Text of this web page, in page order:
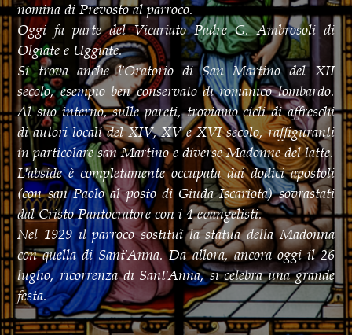
nomina di Prevosto al parroco.
Oggi fa parte del Vicariato Padre G. Ambrosoli di
Olgiate e Uggiate.
Si trova anche l′Oratorio di San Martino del XII
secolo, esempio ben conservato di romanico lombardo.
Al suo interno, sulle pareti, troviamo cicli di affreschi
di autori locali del XIV, XV e XVI secolo, raffiguranti
in particolare san Martino e diverse Madonne del latte.
L′abside è completamente occupata dai dodici apostoli
(con san Paolo al posto di Giuda Iscariota) sovrastati
dal Cristo Pantocratore con i 4 evangelisti.
Nel 1929 il parroco sostituì la statua della Madonna
con quella di Sant′Anna. Da allora, ancora oggi il 26
luglio, ricorrenza di Sant′Anna, si celebra una grande
festa.